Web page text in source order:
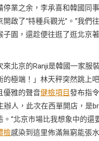
停業之余，李承喜和韓國同
開啟了“特種兵觀光”。“我們
子園，還趁便往逛了逛北京
來北京的Ranji是韓國一家服
的極端！」林天秤突然跳上
優雅的聲音健檢項目發布指
辦人，此次在西單開店，是
“北京市場比我想象中的還
檢感染到這里佈滿無窮能張